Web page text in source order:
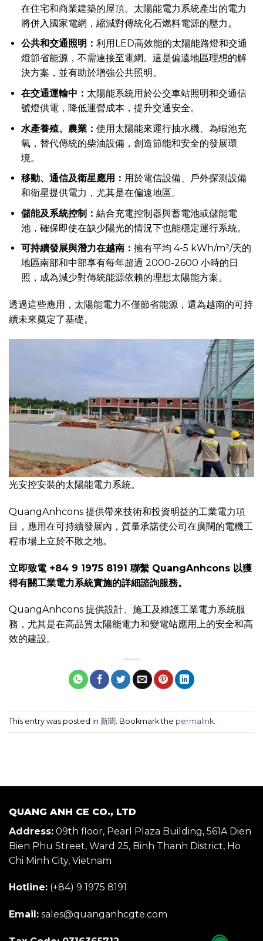
在住宅和商業建築的屋頂。太陽能電力系統產出的電力
將併入國家電網，縮減對傳統化石燃料電源的壓力。
公共和交通照明： 利用LED高效能的太陽能路燈和交通
燈節省能源，不需連接至電網。這是偏遠地區理想的解
決方案，並有助於增強公共照明。
在交通運輸中： 太陽能系統用於公交車站照明和交通信
號燈供電，降低運營成本，提升交通安全。
水產養殖、農業： 使用太陽能來運行抽水機、為蝦池充
氧，替代傳統的柴油設備，創造節能和安全的發展環
境。
移動、通信及衛星應用： 用於電信設備、戶外探測設備
和衛星提供電力，尤其是在偏遠地區。
儲能及系統控制： 結合充電控制器與蓄電池或儲能電
池，確保即使在缺少陽光的情況下也能穩定運行系統。
可持續發展與潛力在越南： 擁有平均 4-5 kWh/m²/天的
地區南部和中部享有每年超過 2000-2600 小時的日
照，成為減少對傳統能源依賴的理想太陽能方案。
透過這些應用，太陽能電力不僅節省能源，還為越南的可持
續未來奠定了基礎。
光安控安裝的太陽能電力系統。
QuangAnhcons 提供帶來技術和投資明益的工業電力項
目，應用在可持續發展內，質量承諾使公司在廣闊的電機工
程市場上立於不敗之地。
立即致電 +84 9 1975 8191 聯繫 QuangAnhcons 以獲
得有關工業電力系統實施的詳細諮詢服務。
QuangAnhcons 提供設計、施工及維護工業電力系統服
務，尤其是在高品質太陽能電力和變電站應用上的安全和高
效的建設。
This entry was posted in 新聞 . Bookmark the permalink
QUANG ANH CE CO., LTD
Address: 09th floor, Pearl Plaza Building, 561A Dien
Bien Phu Street, Ward 25, Binh Thanh District, Ho
Chi Minh City, Vietnam
Hotline: (+84) 9 1975 8191
Email: sales@quanganhcgte.com